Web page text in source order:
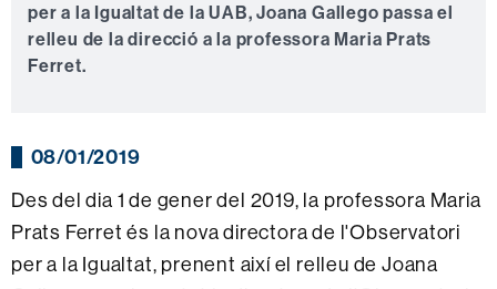
per a la Igualtat de la UAB, Joana Gallego passa el
relleu de la direcció a la professora Maria Prats
Ferret.
08/01/2019
Des del dia 1 de gener del 2019, la professora Maria
Prats Ferret és la nova directora de l'Observatori
per a la Igualtat, prenent així el relleu de Joana